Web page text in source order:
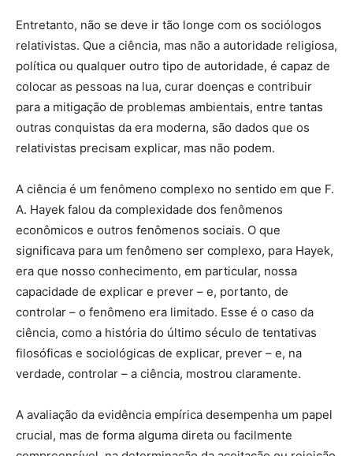
Entretanto, não se deve ir tão longe com os sociólogos
relativistas. Que a ciência, mas não a autoridade religiosa,
política ou qualquer outro tipo de autoridade, é capaz de
colocar as pessoas na lua, curar doenças e contribuir
para a mitigação de problemas ambientais, entre tantas
outras conquistas da era moderna, são dados que os
relativistas precisam explicar, mas não podem.
A ciência é um fenômeno complexo no sentido em que F.
A. Hayek falou da complexidade dos fenômenos
econômicos e outros fenômenos sociais. O que
significava para um fenômeno ser complexo, para Hayek,
era que nosso conhecimento, em particular, nossa
capacidade de explicar e prever – e, portanto, de
controlar – o fenômeno era limitado. Esse é o caso da
ciência, como a história do último século de tentativas
filosóficas e sociológicas de explicar, prever – e, na
verdade, controlar – a ciência, mostrou claramente.
A avaliação da evidência empírica desempenha um papel
crucial, mas de forma alguma direta ou facilmente